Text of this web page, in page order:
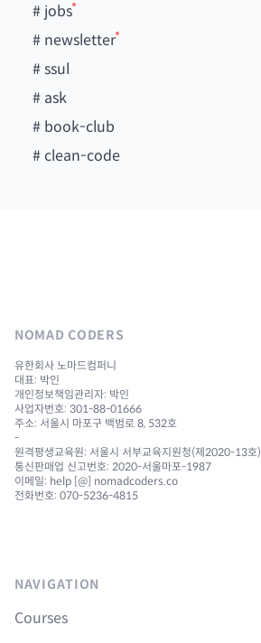
# jobs
# newsletter
#ssul
# ask
# book-club
#clean-code
NOMAD CODERS
유한회사 노마드컴퍼니
대표: 박인
개인정보책임관리자: 박인
사업자번호: 301-88-01666
주소: 서울시 마포구 백범로 8, 532호
-
원격평생교육원: 서울시 서부교육지원청(제2020-13호)
통신판매업 신고번호: 2020-서울마포-1987
이메일: help [@] nomadcoders.co
전화번호: 070-5236-4815
NAVIGATION
Courses